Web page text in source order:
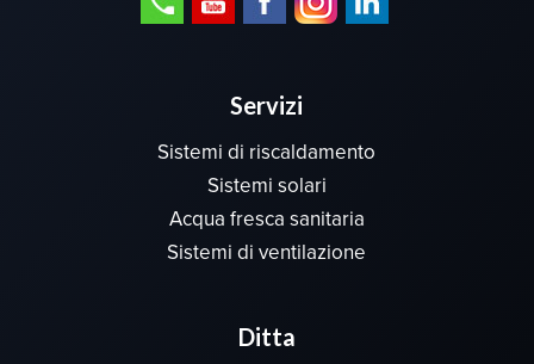
Servizi
Sistemi di riscaldamento
Sistemi solari
Acqua fresca sanitaria
Sistemi di ventilazione
Ditta